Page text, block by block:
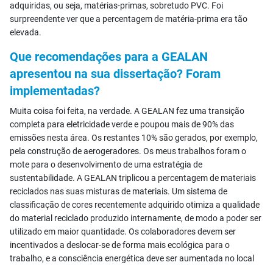
adquiridas, ou seja, matérias-primas, sobretudo PVC. Foi
surpreendente ver que a percentagem de matéria-prima era tão
elevada.
Que recomendações para a GEALAN
apresentou na sua dissertação? Foram
implementadas?
Muita coisa foi feita, na verdade. A GEALAN fez uma transição
completa para eletricidade verde e poupou mais de 90% das
emissões nesta área. Os restantes 10% são gerados, por exemplo,
pela construção de aerogeradores. Os meus trabalhos foram o
mote para o desenvolvimento de uma estratégia de
sustentabilidade. A GEALAN triplicou a percentagem de materiais
reciclados nas suas misturas de materiais. Um sistema de
classificação de cores recentemente adquirido otimiza a qualidade
do material reciclado produzido internamente, de modo a poder ser
utilizado em maior quantidade. Os colaboradores devem ser
incentivados a deslocar-se de forma mais ecológica para o
trabalho, e a consciência energética deve ser aumentada no local